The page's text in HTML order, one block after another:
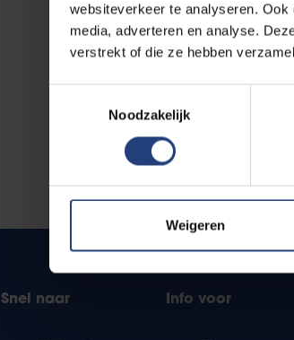
websiteverkeer te analyseren.
media, adverteren en analyse.
verstrekt of die ze hebben
Noodzakelijk
Weigeren
De volledige
Bv. https://
Snel naar Info voor